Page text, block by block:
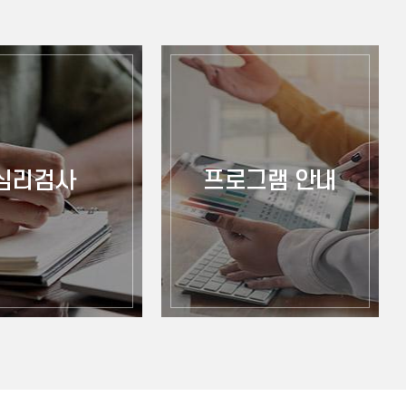
리검사 프로그램 안내